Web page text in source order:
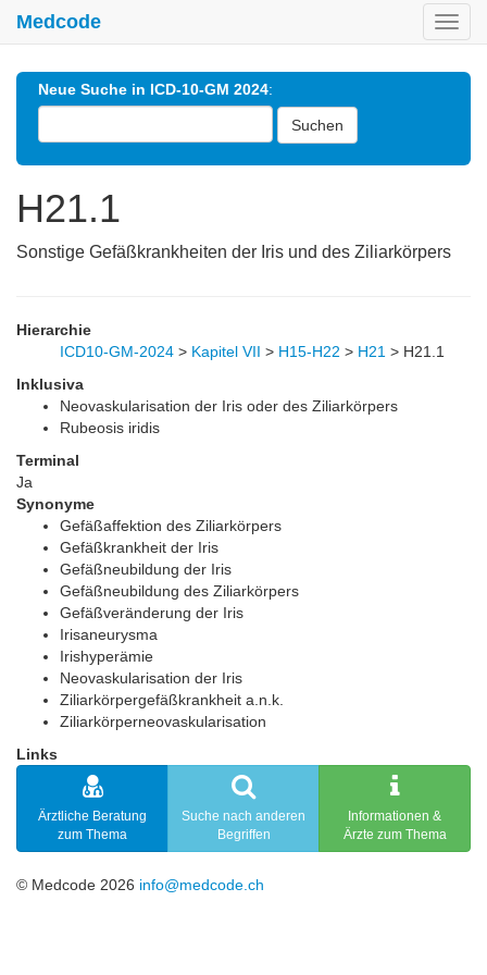
Medcode
Neue Suche in ICD-10-GM 2024:
Suchen
H21.1
Sonstige Gefäßkrankheiten der Iris und des Ziliarkörpers
Hierarchie
ICD10-GM-2024 > Kapitel VII > H15-H22 > H21 > H21.1
Inklusiva
Neovaskularisation der Iris oder des Ziliarkörpers
Rubeosis iridis
Terminal
Ja
Synonyme
Gefäßaffektion des Ziliarkörpers
Gefäßkrankheit der Iris
Gefäßneubildung der Iris
Gefäßneubildung des Ziliarkörpers
Gefäßveränderung der Iris
Irisaneurysma
Irishyperämie
Neovaskularisation der Iris
Ziliarkörpergefäßkrankheit a.n.k.
Ziliarkörperneovaskularisation
Links
Ärztliche Beratung
zum Thema
Suche nach anderen
Begriffen
Informationen &
Ärzte zum Thema
© Medcode 2026 info@medcode.ch